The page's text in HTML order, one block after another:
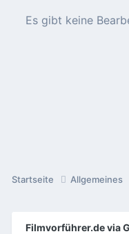
Es gibt keine
Startseite Allgemeines
Filmvorführer.de via